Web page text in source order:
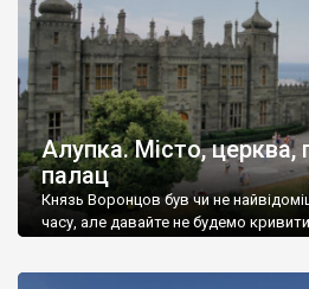
Алупка. Місто, церква,
палац
Князь Воронцов був чи не
часу, але давайте не будемо